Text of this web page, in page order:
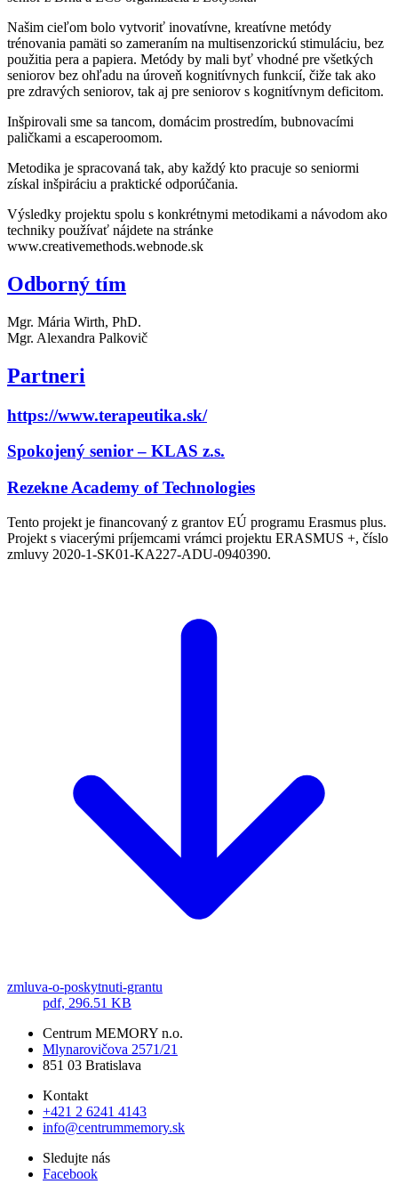
Našim cieľom bolo vytvoriť inovatívne, kreatívne metódy
trénovania pamäti so zameraním na multisenzorickú stimuláciu, bez
použitia pera a papiera. Metódy by mali byť vhodné pre všetkých
seniorov bez ohľadu na úroveň kognitívnych funkcií, čiže tak ako
pre zdravých seniorov, tak aj pre seniorov s kognitívnym deficitom.
Inšpirovali sme sa tancom, domácim prostredím, bubnovacími
paličkami a escaperoomom.
Metodika je spracovaná tak, aby každý kto pracuje so seniormi
získal inšpiráciu a praktické odporúčania.
Výsledky projektu spolu s konkrétnymi metodikami a návodom ako
techniky používať nájdete na stránke
www.creativemethods.webnode.sk
Odborný tím
Mgr. Mária Wirth, PhD.
Mgr. Alexandra Palkovič
Partneri
https://www.terapeutika.sk/
Spokojený senior – KLAS z.s.
Rezekne Academy of Technologies
Tento projekt je financovaný z grantov EÚ programu Erasmus plus.
Projekt s viacerými príjemcami vrámci projektu ERASMUS +, číslo
zmluvy 2020-1-SK01-KA227-ADU-0940390.
zmluva-o-poskytnuti-grantu
pdf, 296.51 KB
Centrum MEMORY n.o.
Mlynarovičova 2571/21
851 03 Bratislava
Kontakt
+421 2 6241 4143
info@centrummemory.sk
Sledujte nás
Facebook